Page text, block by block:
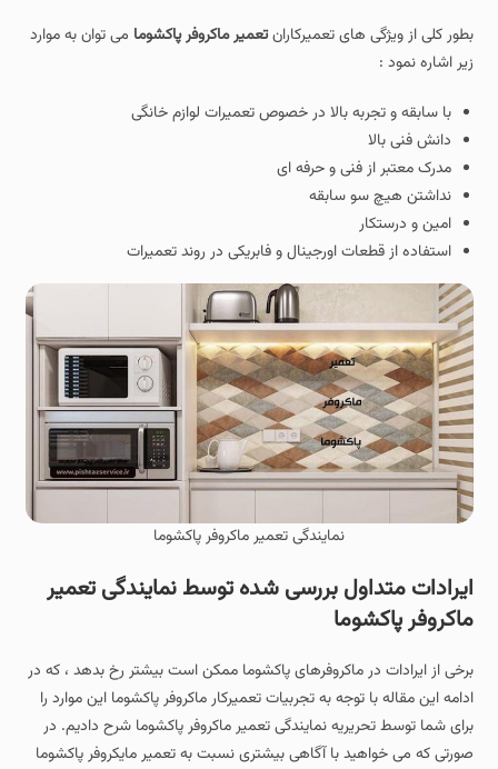
بطور کلی از ویژگی های تعمیرکارانتعمیر ماکروفر پاکشوما می توان به موارد
زیر اشاره نمود :
با سابقه و تجربه بالا در خصوص تعمیرات لوازم خانگی
دانش فنی بالا
مدرک معتبر از فنی و حرفه ای
نداشتن هیچ سو سابقه
امین و درستکار
استفاده از قطعات اورجینال و فابریکی در روند تعمیرات
نمایندگی تعمیر ماکروفر پاکشوما
ایرادات متداول بررسی شده توسط نمایندگی تعمیر
ماکروفر پاکشوما
برخی از ایرادات در ماکروفرهای پاکشوما ممکن است بیشتر رخ بدهد ، که در
ادامه این مقاله با توجه به تجربیات تعمیرکار ماکروفر پاکشوما این موارد را
برای شما توسط تحریریه نمایندگی تعمیر ماکروفر پاکشوما شرح دادیم. در
صورتی که می خواهید با آگاهی بیشتری نسبت به تعمیر مایکروفر پاکشوما